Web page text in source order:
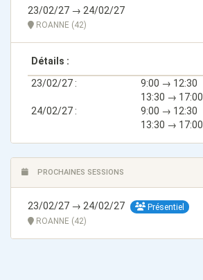
23/02/27 → 24/02/27
ROANNE (42)
Détails :
23/02/27 :
9:00 → 12:30
13:30 → 17:00
24/02/27 :
9:00 → 12:30
13:30 → 17:00
PROCHAINES SESSIONS
23/02/27 → 24/02/27
Présentiel
ROANNE (42)